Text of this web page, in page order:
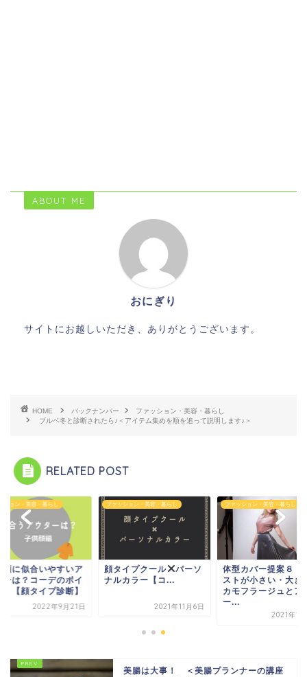
ABOUT ME
おにぎり
サイトにお越しいただき、ありがとうございます。
HOME バックナンバー
ファッション・美容・暮らし
ブルベ冬と診断されたら♪＜アイテム集めを順を追って説明します♪＞
RELATED POST
ション・美容・暮らし
顔に似合いやすいア
ーは？コーデのポイ
！【顔タイプ診断】
2022年9月21日
ファッション・美容・暮らし
顔タイプクール
パーソ
ナルカラー【コ...
2021年11月6日
ファッション・美容・暮らし
体型カバー提案８
ストが小さい・大き
カモフラージュとア
ー...
2021年1
美腸は大事！ ＜美腸プランナーの講座